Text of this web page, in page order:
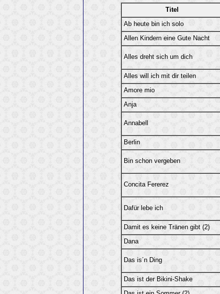
Titel
Ab heute bin ich solo
Allen Kindern eine Gute Nacht
Alles dreht sich um dich
Alles will ich mit dir teilen
Amore mio
Anja
Annabell
Berlin
Bin schon vergeben
Concita Fererez
Dafür lebe ich
Damit es keine Tränen gibt (2)
Dana
Das is´n Ding
Das ist der Bikini-Shake